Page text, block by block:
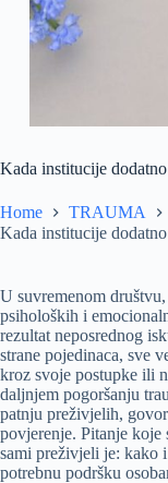
Kada institucije
Home
TRAUMA
Kada institucije
U suvremenom
psiholoških i
rezultat neposrednog
strane pojedinaca, sve
kroz svoje postupke ili
daljnjem pogoršanju
patnju preživjelih,
povjerenje. Pitanje koje
sami preživjeli je: kako
potrebnu podršku